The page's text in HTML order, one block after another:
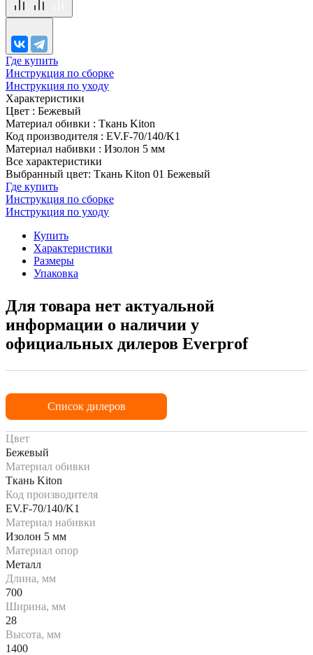
Где купить
Инструкция по сборке
Инструкция по уходу
Характеристики
Цвет : Бежевый
Материал обивки : Ткань Kiton
Код производителя : EV.F-70/140/K1
Материал набивки : Изолон 5 мм
Все характеристики
Выбранный цвет: Ткань Kiton 01 Бежевый
Где купить
Инструкция по сборке
Инструкция по уходу
Купить
Характеристики
Размеры
Упаковка
Для товара нет актуальной
информации о наличии у
официальных дилеров Everprof
Список дилеров
Цвет
Бежевый
Материал обивки
Ткань Kiton
Код производителя
EV.F-70/140/K1
Материал набивки
Изолон 5 мм
Материал опор
Металл
Длина, мм
700
Ширина, мм
28
Высота, мм
1400